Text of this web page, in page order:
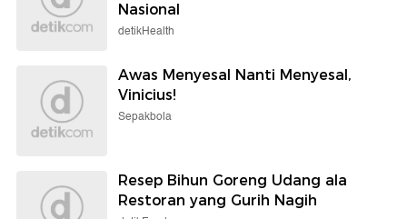
Nasional
detikHealth
Awas Menyesal Nanti Menyesal,
Vinicius!
Sepakbola
Resep Bihun Goreng Udang ala
Restoran yang Gurih Nagih